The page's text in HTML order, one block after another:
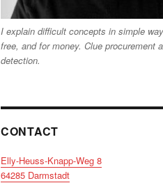
I explain difficult concepts in simple
free, and for money. Clue procurement
detection.
CONTACT
Elly-Heuss-Knapp-Weg 8
64285 Darmstadt